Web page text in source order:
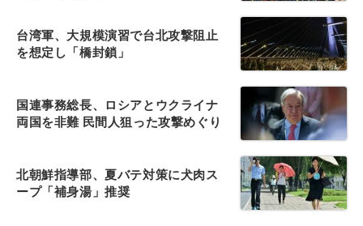
台湾軍、大規模演習で台北攻撃阻止
を想定し「橋封鎖」
国連事務総長、ロシアとウクライナ
両国を非難 民間人狙った攻撃めぐり
北朝鮮指導部、夏バテ対策に犬肉ス
ープ「補身湯」推奨